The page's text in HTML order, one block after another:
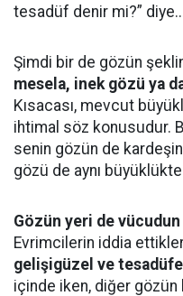
tesadüf denir mi?”
Şimdi bir de gözün
mesela, inek gözü ya
Kısacası, mevcut
ihtimal söz konusudur.
senin gözün de
gözü de aynı
Gözün yeri de
Evrimcilerin iddia
gelişigüzel ve
içinde iken, diğer gözün